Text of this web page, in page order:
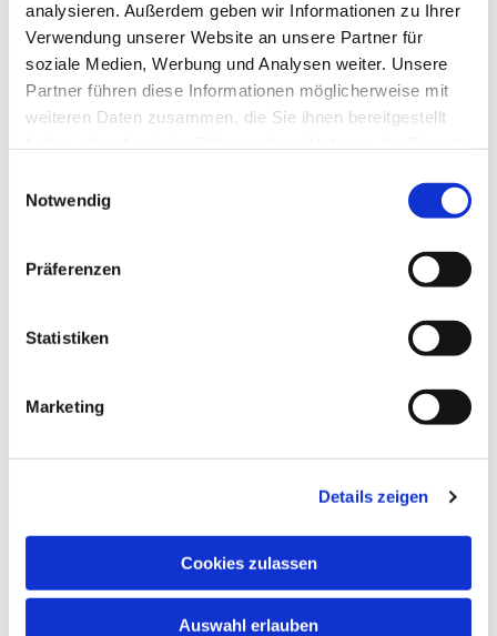
analysieren. Außerdem geben wir Informationen zu Ihrer
Verwendung unserer Website an unsere Partner für
soziale Medien, Werbung und Analysen weiter. Unsere
Partner führen diese Informationen möglicherweise mit
weiteren Daten zusammen, die Sie ihnen bereitgestellt
Notwendig
Präferenzen
Statistiken
Marketing
Details zeigen
Cookies zulassen
Auswahl erlauben
Dies könnte Sie auch